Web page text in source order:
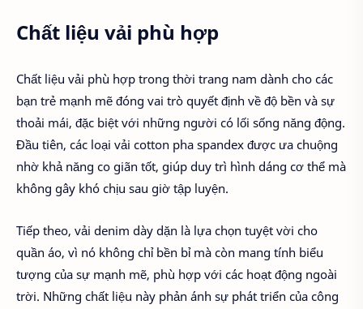
Chất liệu vải phù hợp
Chất liệu vải phù hợp trong thời trang nam dành cho các
bạn trẻ mạnh mẽ đóng vai trò quyết định về độ bền và sự
thoải mái, đặc biệt với những người có lối sống năng động.
Đầu tiên, các loại vải cotton pha spandex được ưa chuộng
nhờ khả năng co giãn tốt, giúp duy trì hình dáng cơ thể mà
không gây khó chịu sau giờ tập luyện.
Tiếp theo, vải denim dày dặn là lựa chọn tuyệt vời cho
quần áo, vì nó không chỉ bền bỉ mà còn mang tính biểu
tượng của sự mạnh mẽ, phù hợp với các hoạt động ngoài
trời. Những chất liệu này phản ánh sự phát triển của công